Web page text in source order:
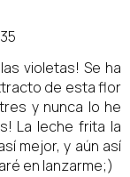
violetas! Se ha
de esta flor
y nunca lo he
La leche frita la
mejor, y aún así
en lanzarme;)